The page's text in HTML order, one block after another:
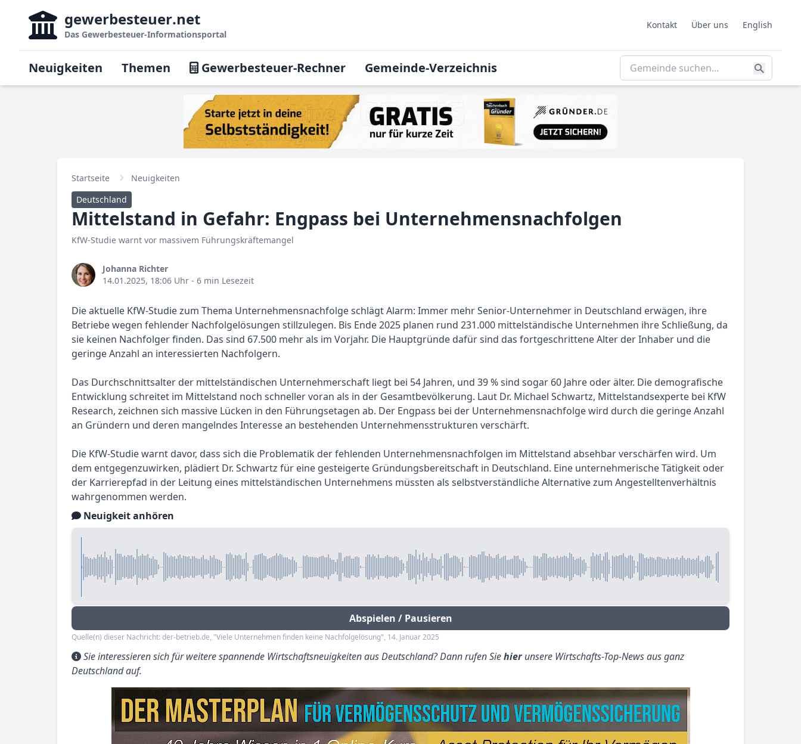
gewerbesteuer.net
Das Gewerbesteuer-Informationsportal
Kontakt Über uns English
Neuigkeiten Themen Gewerbesteuer-Rechner Gemeinde-Verzeichnis
Startseite
Neuigkeiten
Deutschland
Mittelstand in Gefahr: Engpass bei Unternehmensnachfolgen
KfW-Studie warnt vor massivem Führungskräftemangel
Johanna Richter
14.01.2025, 18:06 Uhr - 6 min Lesezeit
Die aktuelle KfW-Studie zum Thema Unternehmensnachfolge schlägt Alarm: Immer mehr Senior-Unternehmer in Deutschland erwägen, ihre
Betriebe wegen fehlender Nachfolgelösungen stillzulegen. Bis Ende 2025 planen rund 231.000 mittelständische Unternehmen ihre Schließung, da
sie keinen Nachfolger finden. Das sind 67.500 mehr als im Vorjahr. Die Hauptgründe dafür sind das fortgeschrittene Alter der Inhaber und die
geringe Anzahl an interessierten Nachfolgern.
Das Durchschnittsalter der mittelständischen Unternehmerschaft liegt bei 54 Jahren, und 39 % sind sogar 60 Jahre oder älter. Die demografische
Entwicklung schreitet im Mittelstand noch schneller voran als in der Gesamtbevölkerung. Laut Dr. Michael Schwartz, Mittelstandsexperte bei KfW
Research, zeichnen sich massive Lücken in den Führungsetagen ab. Der Engpass bei der Unternehmensnachfolge wird durch die geringe Anzahl
an Gründern und deren mangelndes Interesse an bestehenden Unternehmensstrukturen verschärft.
Die KfW-Studie warnt davor, dass sich die Problematik der fehlenden Unternehmensnachfolgen im Mittelstand absehbar verschärfen wird. Um
dem entgegenzuwirken, plädiert Dr. Schwartz für eine gesteigerte Gründungsbereitschaft in Deutschland. Eine unternehmerische Tätigkeit oder
der Karrierepfad in der Leitung eines mittelständischen Unternehmens müssten als selbstverständliche Alternative zum Angestelltenverhältnis
wahrgenommen werden.
Neuigkeit anhören
Abspielen / Pausieren
Quelle(n) dieser Nachricht: der-betrieb.de, "Viele Unternehmen finden keine Nachfolgelösung", 14. Januar 2025
Sie interessieren sich für weitere spannende Wirtschaftsneuigkeiten aus Deutschland? Dann rufen Siehierunsere Wirtschafts-Top-News aus ganz
Deutschland auf.